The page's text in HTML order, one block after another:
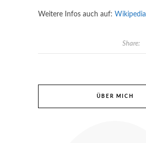
Weitere Infos auch auf: Wikipedia
Share:
ÜBER MICH